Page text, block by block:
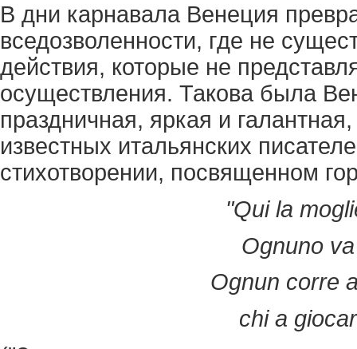
В дни карнавала Венеция
вседозволенности, где не
действия, которые не
осуществления. Такова была
праздничная, яркая и
известных итальянских
стихотворении, посвященном
"Qui la
Ognuno
Ognun corre
chi a